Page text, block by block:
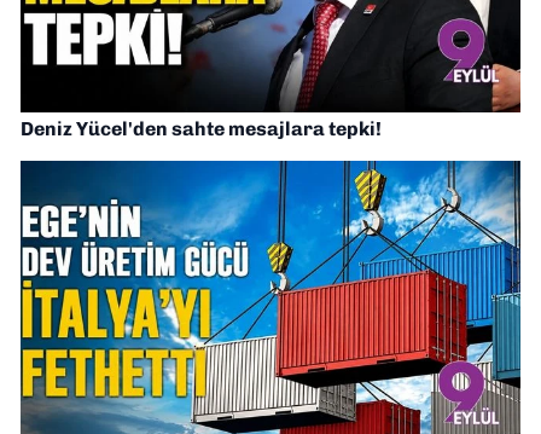
Deniz Yücel'den sahte mesajlara tepki!